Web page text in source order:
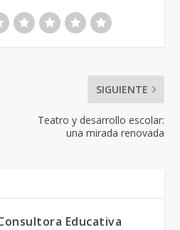
SIGUIENTE
Teatro y desarrollo escolar:
una mirada renovada
Educativa